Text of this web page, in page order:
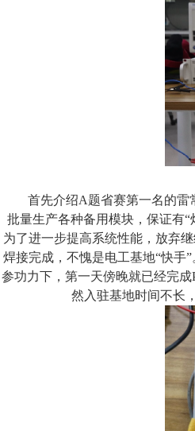
首先介绍A题省赛第一名的雷
批量生产各种备用模块，保证有
为了进一步提高系统性能，放弃
焊接完成，不愧是电工基地“快手
参功力下，第一天傍晚就已经完
然入驻基地时间不长